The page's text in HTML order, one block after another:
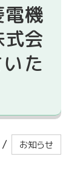
電機
会
た
/ お知らせ